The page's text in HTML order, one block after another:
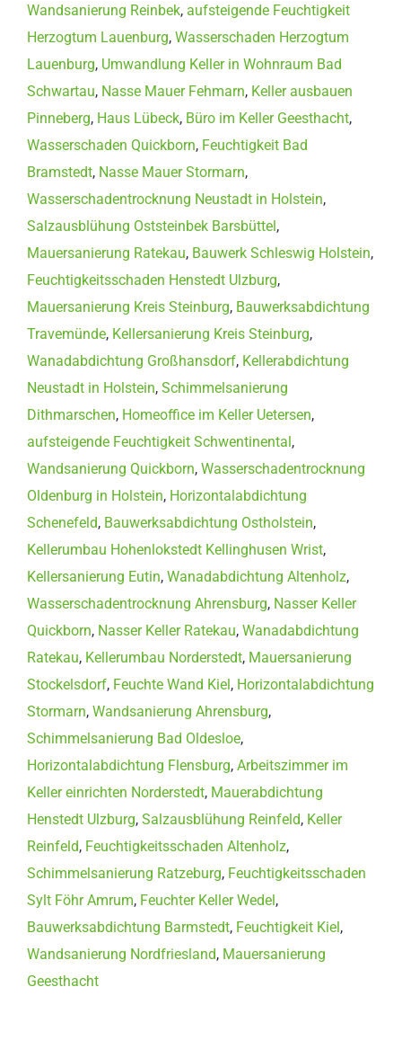
Wandsanierung Reinbek, aufsteigende Feuchtigkeit
Herzogtum Lauenburg, Wasserschaden Herzogtum
Lauenburg, Umwandlung Keller in Wohnraum Bad
Schwartau, Nasse Mauer Fehmarn, Keller ausbauen
Pinneberg, Haus Lübeck, Büro im Keller Geesthacht,
Wasserschaden Quickborn, Feuchtigkeit Bad
Bramstedt, Nasse Mauer Stormarn,
Wasserschadentrocknung Neustadt in Holstein,
Salzausblühung Oststeinbek Barsbüttel,
Mauersanierung Ratekau, Bauwerk Schleswig Holstein,
Feuchtigkeitsschaden Henstedt Ulzburg,
Mauersanierung Kreis Steinburg, Bauwerksabdichtung
Travemünde, Kellersanierung Kreis Steinburg,
Wanadabdichtung Großhansdorf, Kellerabdichtung
Neustadt in Holstein, Schimmelsanierung
Dithmarschen, Homeoffice im Keller Uetersen,
aufsteigende Feuchtigkeit Schwentinental,
Wandsanierung Quickborn, Wasserschadentrocknung
Oldenburg in Holstein, Horizontalabdichtung
Schenefeld, Bauwerksabdichtung Ostholstein,
Kellerumbau Hohenlokstedt Kellinghusen Wrist,
Kellersanierung Eutin, Wanadabdichtung Altenholz,
Wasserschadentrocknung Ahrensburg, Nasser Keller
Quickborn, Nasser Keller Ratekau, Wanadabdichtung
Ratekau, Kellerumbau Norderstedt, Mauersanierung
Stockelsdorf, Feuchte Wand Kiel, Horizontalabdichtung
Stormarn, Wandsanierung Ahrensburg,
Schimmelsanierung Bad Oldesloe,
Horizontalabdichtung Flensburg, Arbeitszimmer im
Keller einrichten Norderstedt, Mauerabdichtung
Henstedt Ulzburg, Salzausblühung Reinfeld, Keller
Reinfeld, Feuchtigkeitsschaden Altenholz,
Schimmelsanierung Ratzeburg, Feuchtigkeitsschaden
Sylt Föhr Amrum, Feuchter Keller Wedel,
Bauwerksabdichtung Barmstedt, Feuchtigkeit Kiel,
Wandsanierung Nordfriesland, Mauersanierung
Geesthacht